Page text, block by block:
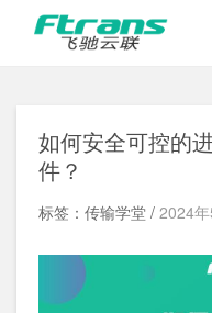
如何安全可控的
件？
标签：传输学堂 / 2024